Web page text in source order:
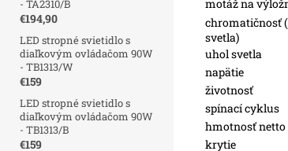
- TA2310/B
€194,90
LED stropné svietidlo s
diaľkovým ovládačom 90W
- TB1313/W
€159
LED stropné svietidlo s
diaľkovým ovládačom 90W
- TB1313/B
€159
motáž na
chromatičnosť
svetla)
uhol svetla
napätie
životnosť
spínací cyklus
hmotnosť netto
krytie